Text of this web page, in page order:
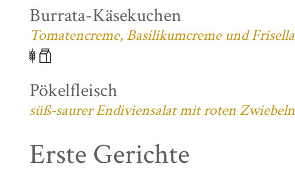
Burrata-Käsekuchen
Tomatencreme, Basilikumcreme und Frisella
Pökelfleisch
süß-saurer Endiviensalat mit roten Zwiebeln
Erste Gerichte